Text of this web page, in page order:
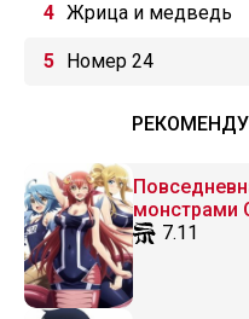
Жрица и медведь
Номер 24
монстрами
7.11